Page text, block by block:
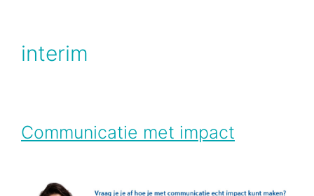
interim
Communicatie met impact